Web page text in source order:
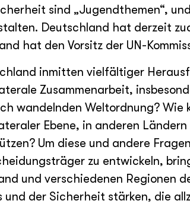
sind „Jugendthemen“,
Deutschland hat derzeit
hat den Vorsitz der UN-
inmitten vielfältiger
Zusammenarbeit,
wandelnden Weltordnung?
Ebene, in anderen
Um diese und andere
zu entwickeln,
und verschiedenen Regionen
und der Sicherheit stärken, die